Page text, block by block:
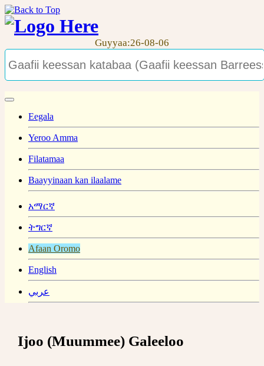
Guyyaa:26-08-06
Eegala
Yeroo Amma
Filatamaa
Baayyinaan kan ilaalame
አማርኛ
ትግርኛ
Afaan Oromo
English
عربي
Ijoo (Muummee) Galeeloo